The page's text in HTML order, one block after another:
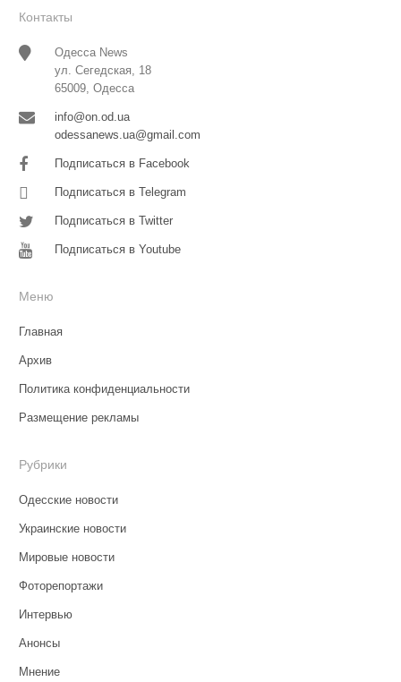
Контакты
Одесса News
ул. Сегедская, 18
65009, Одесса
info@on.od.ua
odessanews.ua@gmail.com
Подписаться в Facebook
Подписаться в Telegram
Подписаться в Twitter
Подписаться в Youtube
Меню
Главная
Архив
Политика конфиденциальности
Размещение рекламы
Рубрики
Одесские новости
Украинские новости
Мировые новости
Фоторепортажи
Интервью
Анонсы
Мнение